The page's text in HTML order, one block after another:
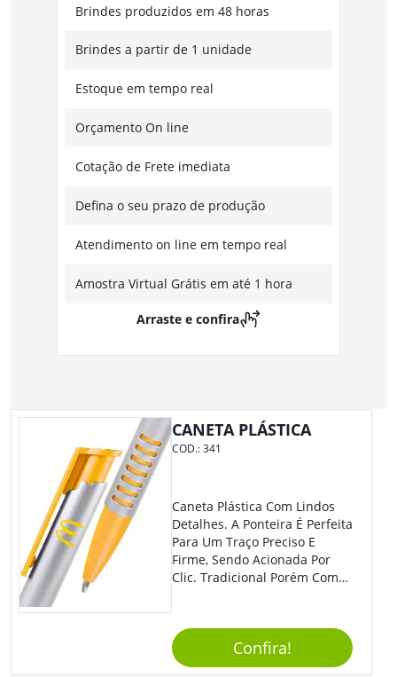
Brindes produzidos em 48 horas
Brindes a partir de 1 unidade
Estoque em tempo real
Orçamento On line
Cotação de Frete imediata
Defina o seu prazo de produção
Atendimento on line em tempo real
Amostra Virtual Grátis em até 1 hora
Arraste e confira
CANETA PLÁSTICA
COD.:341
Caneta Plástica Com Lindos
Detalhes. A Ponteira É Perfeita
Para Um Traço Preciso E
Firme, Sendo Acionada Por
Clic. Tradicional Porém Com
Confira!